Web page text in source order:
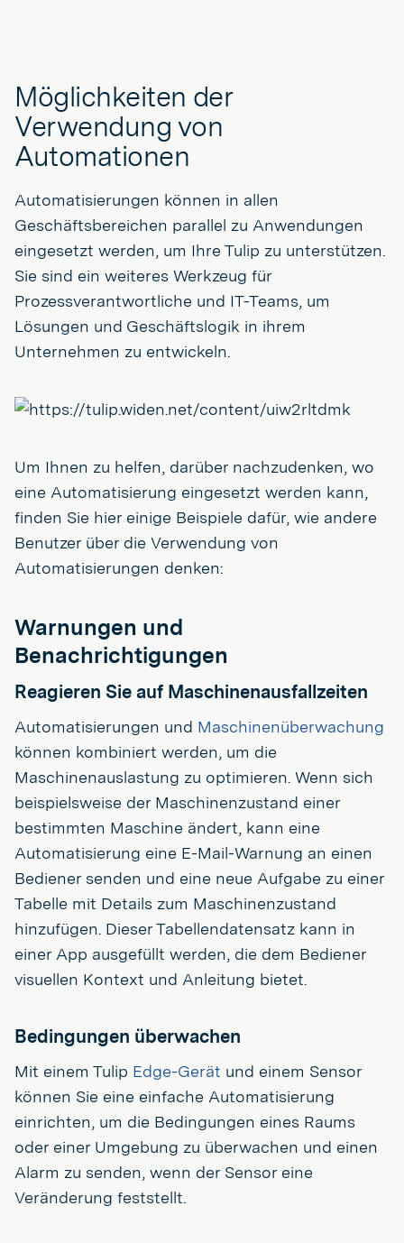
Möglichkeiten der
Verwendung von
Automationen
Automatisierungen können in allen
Geschäftsbereichen parallel zu Anwendungen
eingesetzt werden, um Ihre Tulip zu unterstützen.
Sie sind ein weiteres Werkzeug für
Prozessverantwortliche und IT-Teams, um
Lösungen und Geschäftslogik in ihrem
Unternehmen zu entwickeln.
Um Ihnen zu helfen, darüber nachzudenken, wo
eine Automatisierung eingesetzt werden kann,
finden Sie hier einige Beispiele dafür, wie andere
Benutzer über die Verwendung von
Automatisierungen denken:
Warnungen und
Benachrichtigungen
Reagieren Sie auf Maschinenausfallzeiten
Automatisierungen und Maschinenüberwachung
können kombiniert werden, um die
Maschinenauslastung zu optimieren. Wenn sich
beispielsweise der Maschinenzustand einer
bestimmten Maschine ändert, kann eine
Automatisierung eine E-Mail-Warnung an einen
Bediener senden und eine neue Aufgabe zu einer
Tabelle mit Details zum Maschinenzustand
hinzufügen. Dieser Tabellendatensatz kann in
einer App ausgefüllt werden, die dem Bediener
visuellen Kontext und Anleitung bietet.
Bedingungen überwachen
Mit einem Tulip Edge-Gerät und einem Sensor
können Sie eine einfache Automatisierung
einrichten, um die Bedingungen eines Raums
oder einer Umgebung zu überwachen und einen
Alarm zu senden, wenn der Sensor eine
Veränderung feststellt.